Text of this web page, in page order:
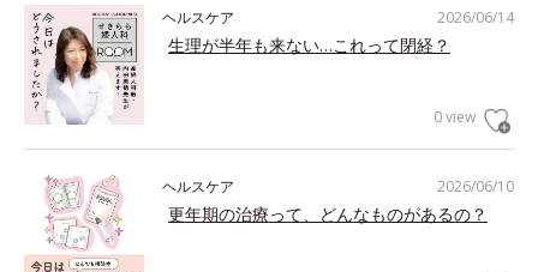
2026/06/14
ヘルスケア
生理が半年も来ない…これって閉経？
0 view
2026/06/10
ヘルスケア
更年期の治療って、どんなものがあるの？